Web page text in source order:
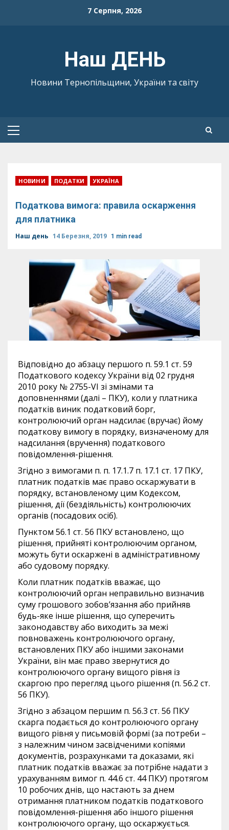
7 Серпня, 2026
Наш ДЕНЬ
Новини Тернопільщини, України та світу
Primary
НОВИНИ ПОДАТКИ УКРАЇНА
Податкова вимога: правила оскарження
для платника
Наш день 14 Березня, 2019 1 min read
Відповідно до абзацу першого п. 59.1 ст. 59
Податкового кодексу України від 02 грудня
2010 року № 2755-VI зі змінами та
доповненнями (далі – ПКУ), коли у платника
податків виник податковий борг,
контролюючий орган надсилає (вручає) йому
податкову вимогу в порядку, визначеному для
надсилання (вручення) податкового
повідомлення-рішення.
Згідно з вимогами п. п. 17.1.7 п. 17.1 ст. 17 ПКУ,
платник податків має право оскаржувати в
порядку, встановленому цим Кодексом,
рішення, дії (бездіяльність) контролюючих
органів (посадових осіб).
Пунктом 56.1 ст. 56 ПКУ встановлено, що
рішення, прийняті контролюючим органом,
можуть бути оскаржені в адміністративному
або судовому порядку.
Коли платник податків вважає, що
контролюючий орган неправильно визначив
суму грошового зобов’язання або прийняв
будь-яке інше рішення, що суперечить
законодавству або виходить за межі
повноважень контролюючого органу,
встановлених ПКУ або іншими законами
України, він має право звернутися до
контролюючого органу вищого рівня із
скаргою про перегляд цього рішення (п. 56.2 ст.
56 ПКУ).
Згідно з абзацом першим п. 56.3 ст. 56 ПКУ
скарга подається до контролюючого органу
вищого рівня у письмовій формі (за потреби –
з належним чином засвідченими копіями
документів, розрахунками та доказами, які
платник податків вважає за потрібне надати з
урахуванням вимог п. 44.6 ст. 44 ПКУ) протягом
10 робочих днів, що настають за днем
отримання платником податків податкового
повідомлення-рішення або іншого рішення
контролюючого органу, що оскаржується.